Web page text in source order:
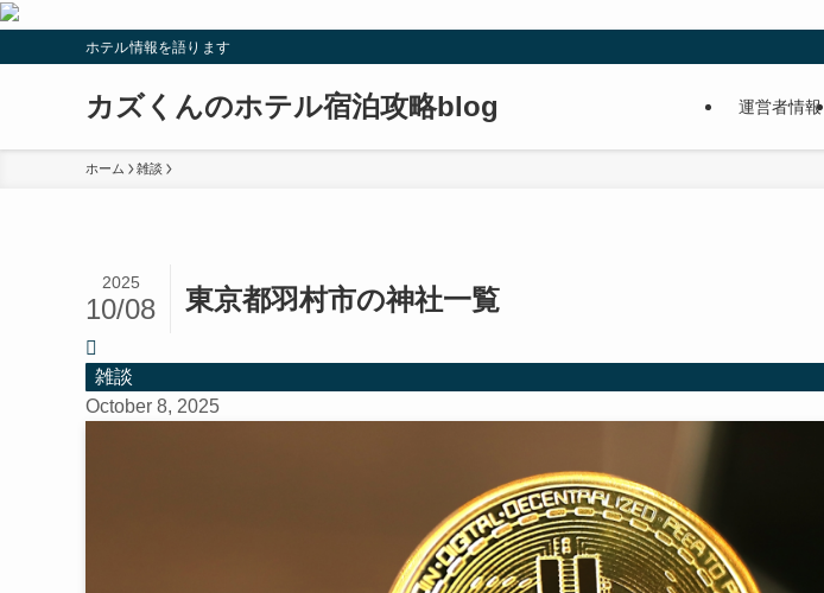
ホテル情報を語ります
カズくんのホテル宿泊攻略blog 運営者情報
ホーム 雑談
東京都羽村市の神社一覧
2025
10/08
雑談
October 8, 2025